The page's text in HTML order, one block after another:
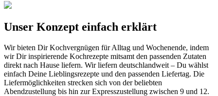
Unser Konzept einfach erklärt
Wir bieten Dir Kochvergnügen für Alltag und Wochenende, indem
wir Dir inspirierende Kochrezepte mitsamt den passenden Zutaten
direkt nach Hause liefern. Wir liefern deutschlandweit – Du wählst
einfach Deine Lieblingsrezepte und den passenden Liefertag. Die
Liefermöglichkeiten strecken sich von der beliebten
Abendzustellung bis hin zur Expresszustellung zwischen 9 und 12.